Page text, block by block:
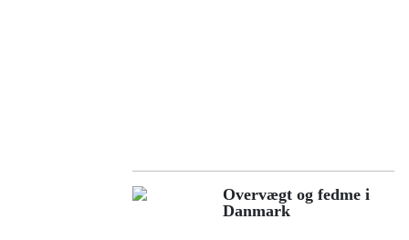
Overvægt og fedme i
Danmark